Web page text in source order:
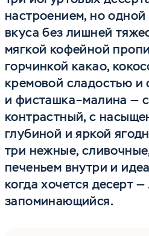
настроением, но
вкуса без лишней
мягкой кофейной
горчинкой какао,
кремовой сладостью и
и фисташка–малина —
контрастный, с
глубиной и яркой
три нежные,
печеньем внутри и
когда хочется десерт
запоминающийся.